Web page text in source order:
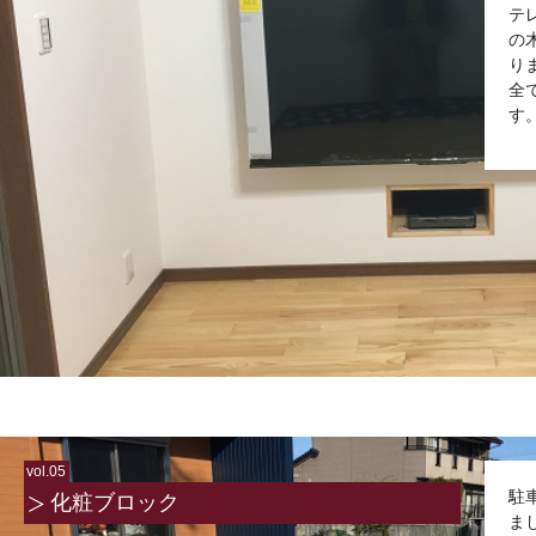
テ
の
り
全
す
vol.05
化粧ブロック
駐
ま